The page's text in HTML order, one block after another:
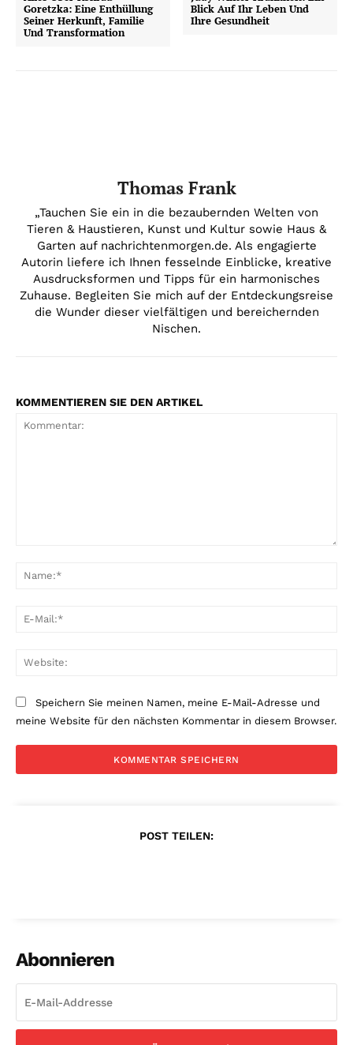
Goretzka: Eine Enthüllung
Seiner Herkunft, Familie
Und Transformation
Blick Auf Ihr Leben Und
Ihre Gesundheit
Thomas Frank
„Tauchen Sie ein in die bezaubernden Welten von
Tieren & Haustieren, Kunst und Kultur sowie Haus &
Garten auf nachrichtenmorgen.de. Als engagierte
Autorin liefere ich Ihnen fesselnde Einblicke, kreative
Ausdrucksformen und Tipps für ein harmonisches
Zuhause. Begleiten Sie mich auf der Entdeckungsreise
die Wunder dieser vielfältigen und bereichernden
Nischen.
KOMMENTIEREN SIE DEN ARTIKEL
Speichern Sie meinen Namen, meine E-Mail-Adresse und
meine Website für den nächsten Kommentar in diesem Browser.
POST TEILEN:
Abonnieren